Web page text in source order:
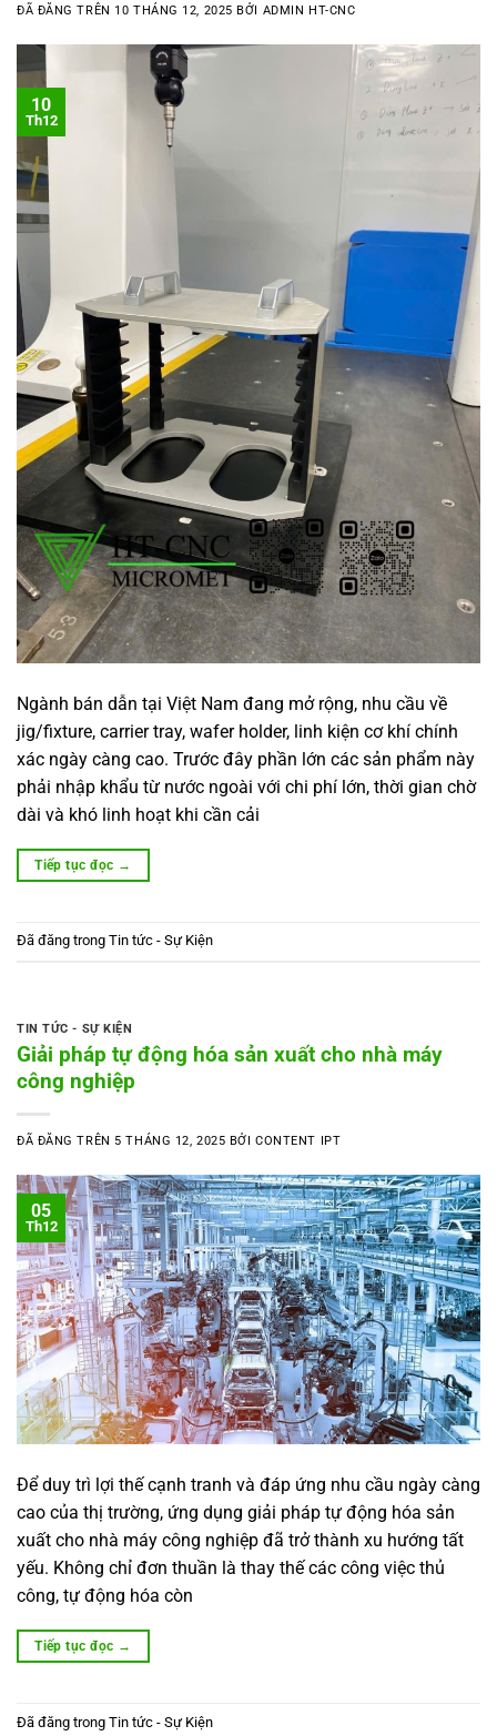
ĐÃ ĐĂNG TRÊN 10 THÁNG 12, 2025 BỞI ADMIN HT-CNC
10
Th12
Ngành bán dẫn tại Việt Nam đang mở rộng, nhu cầu về
jig/fixture, carrier tray, wafer holder, linh kiện cơ khí chính
xác ngày càng cao. Trước đây phần lớn các sản phẩm này
phải nhập khẩu từ nước ngoài với chi phí lớn, thời gian chờ
dài và khó linh hoạt khi cần cải
Tiếp tục đọc →
Đã đăng trong Tin tức - Sự Kiện
TIN TỨC - SỰ KIỆN
Giải pháp tự động hóa sản xuất cho nhà máy
công nghiệp
ĐÃ ĐĂNG TRÊN 5 THÁNG 12, 2025 BỞICONTENT IPT
05
Th12
Để duy trì lợi thế cạnh tranh và đáp ứng nhu cầu ngày càng
cao của thị trường, ứng dụng giải pháp tự động hóa sản
xuất cho nhà máy công nghiệp đã trở thành xu hướng tất
yếu. Không chỉ đơn thuần là thay thế các công việc thủ
công, tự động hóa còn
Tiếp tục đọc →
Đã đăng trong Tin tức - Sự Kiện